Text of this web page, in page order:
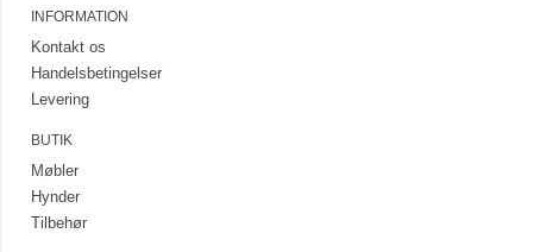
INFORMATION
Kontakt os
Handelsbetingelser
Levering
BUTIK
Møbler
Hynder
Tilbehør